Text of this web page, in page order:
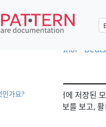
español
지에서는 컨택 센터에 저장된
고, 연락처 상세 정보를 보고,
가요?